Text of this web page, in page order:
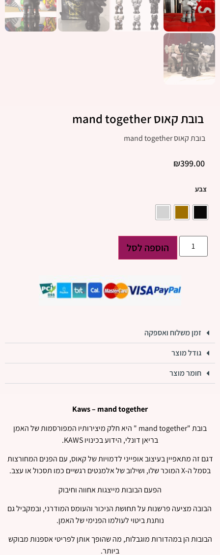
בובת קאוס mand together
בובת קאוס mand together
₪399.00
צבע
הוספה לסל
זמן משלוח ואספקה
גודל מוצר
חומר מוצר
Kaws – mand together
בובת "mand together " היא חלק מיצירותיו המפורסמות של האמן
בריאן דונלי, הידוע בכינויו KAWS.
דגם זה מתאפיין בעיצוב אופייני לדמויות של קאוס, עם הפנים המחורצות
בסמל ה-X המוכר שלו, ושילוב של אלמנטים רגשיים כמו תסכול או עצב.
הפעם הבובות מייצגות אחווה וחיבוק
הבובה מציעה פרשנות על תחושת הניכור והעומס המודרני, ובמקביל גם
נותנת ביטוי לעולמו הפנימי של האמן.
הבובות הן במהדורות מוגבלות, מה שהופך אותן לפריטי אספנות מבוקש
ביותר.